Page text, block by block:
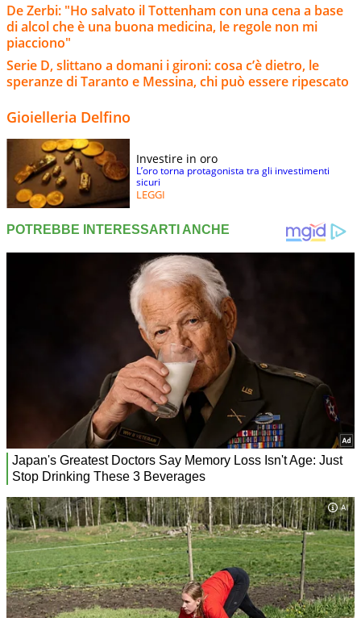
De Zerbi: "Ho salvato il Tottenham con una cena a base
di alcol che è una buona medicina, le regole non mi
piacciono"
Serie D, slittano a domani i gironi: cosa c’è dietro, le
speranze di Taranto e Messina, chi può essere ripescato
Gioielleria Delfino
Investire in oro
L’oro torna protagonista tra gli investimenti
sicuri
LEGGI